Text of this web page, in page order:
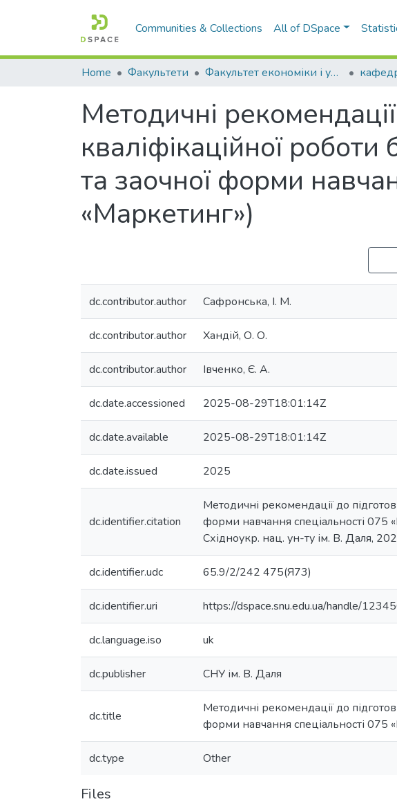
Communities & Collections All of DSpace
Home Факультети Факультет економіки і управління
Методичні
кваліфікаційної
та заочної форми
«Маркетинг»)
dc.contributor.author Сафронська, І. М.
dc.contributor.author Хандій, О. О.
dc.contributor.author Івченко, Є. А.
dc.date.accessioned 2025-08-29T18:01:14Z
dc.date.available 2025-08-29T18:01:14Z
dc.date.issued 2025
dc.identifier.citation
Методичні рекомендації до
форми навчання спеціальності 075
Східноукр. нац. ун-ту ім. В. Даля,
dc.identifier.udc 65.9/2/242 475(Я73)
dc.identifier.uri https://dspace.snu.edu.ua/handle/
dc.language.iso uk
dc.publisher СНУ ім. В. Даля
dc.title
Методичні рекомендації до
форми навчання спеціальності 075
dc.type Other
Files